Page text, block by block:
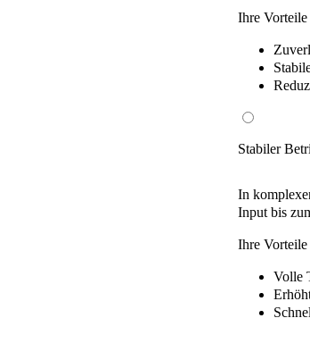
Ihre Vorteile
Stabiler
In
Input bis
Ihre Vorteile
Volle